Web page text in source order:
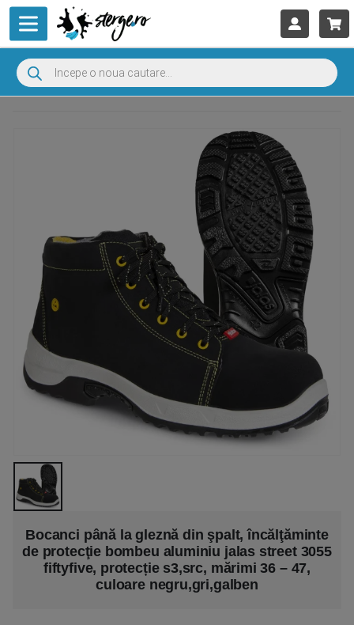
Bocanci până la gleznă din şpalt, încălţăminte
de protecţie bombeu aluminiu jalas street 3055
fiftyfive, protecție s3,src, mărimi 36 – 47,
culoare negru,gri,galben